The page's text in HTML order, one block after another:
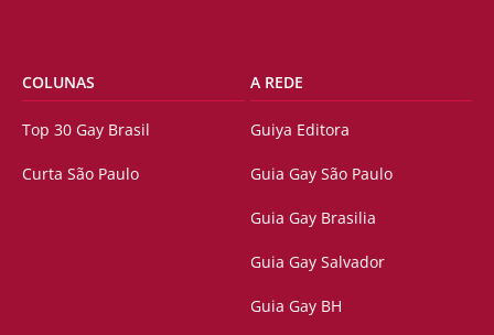
COLUNAS
Top 30 Gay Brasil
Curta São Paulo
A REDE
Guiya Editora
Guia Gay São Paulo
Guia Gay Brasilia
Guia Gay Salvador
Guia Gay BH